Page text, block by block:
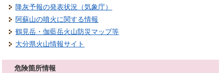
降灰予報の発表状況（気象庁）
阿蘇山の噴火に関する情報
鶴見岳・伽藍岳火山防災マップ等
大分県火山情報サイト
危険箇所情報